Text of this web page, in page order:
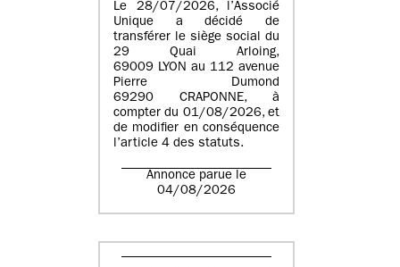
Le 28/07/2026, l’Associé
Unique a décidé de
transférer le siège social du
29 Quai Arloing,
69009 LYON au 112 avenue
Pierre Dumond
69290 CRAPONNE, à
compter du 01/08/2026, et
de modifier en conséquence
l’article 4 des statuts.
Annonce parue le
04/08/2026